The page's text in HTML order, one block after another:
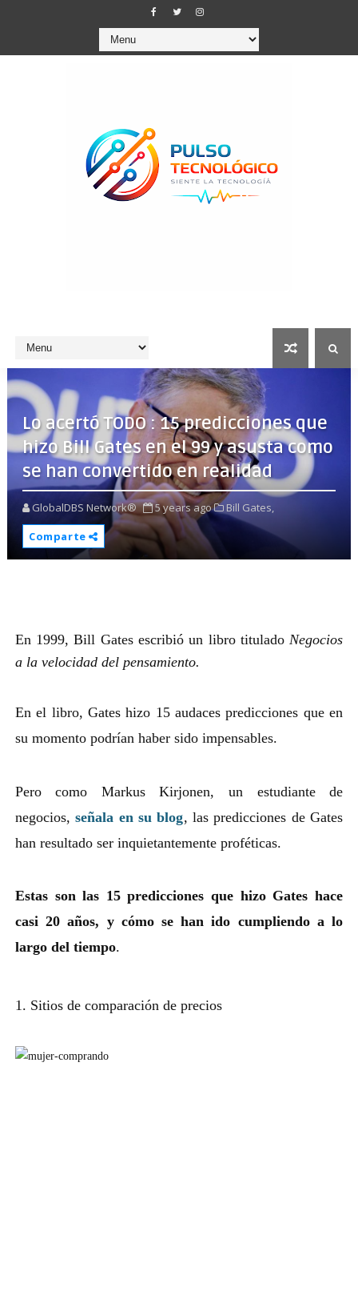
Lo acertó TODO : 15 predicciones que
hizo Bill Gates en el 99 y asusta como
se han convertido en realidad
GlobalDBS Network® 5 years ago
Bill Gates,
Comparte
En 1999, Bill Gates escribió un libro titulado Negocios
a la velocidad del pensamiento.
En el libro, Gates hizo 15 audaces predicciones que en
su momento podrían haber sido impensables.
Pero como Markus Kirjonen, un estudiante de
negocios,señala en su blog, las predicciones de Gates
han resultado ser inquietantemente proféticas.
Estas son las 15 predicciones que hizo Gates hace
casi 20 años, y cómo se han ido cumpliendo a lo
largo del tiempo.
1. Sitios de comparación de precios